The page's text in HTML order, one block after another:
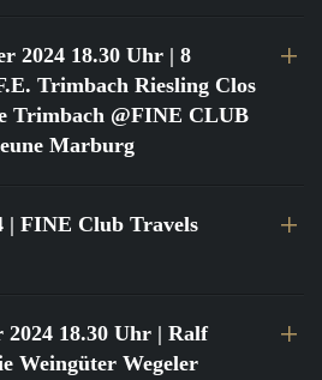
2024 18.30 Uhr | 8
Trimbach Riesling Clos
Trimbach @FINE CLUB
Marburg
| FINE Club Travels
2024 18.30 Uhr | Ralf
Weingüter Wegeler